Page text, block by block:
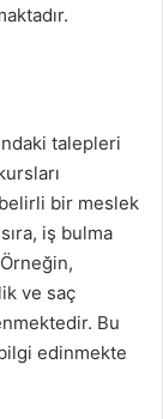
talepleri
bir meslek
iş bulma
ve saç
Bu
edinmekte